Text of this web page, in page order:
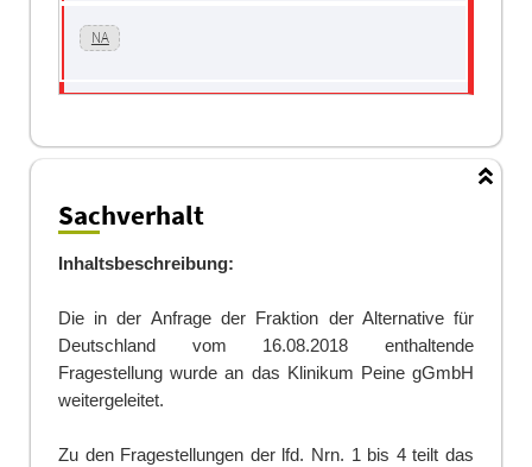
NA
Sachverhalt
Inhaltsbeschreibung:
Die in der Anfrage der Fraktion der Alternative für
Deutschland vom 16.08.2018 enthaltende
Fragestellung wurde an das Klinikum Peine gGmbH
weitergeleitet.
Zu den Fragestellungen der lfd. Nrn. 1 bis 4 teilt das